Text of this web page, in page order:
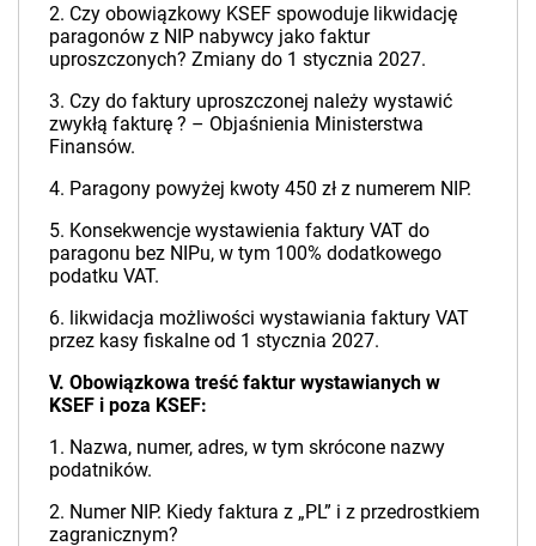
2. Czy obowiązkowy KSEF spowoduje likwidację
paragonów z NIP nabywcy jako faktur
uproszczonych? Zmiany do 1 stycznia 2027.
3. Czy do faktury uproszczonej należy wystawić
zwykłą fakturę ? – Objaśnienia Ministerstwa
Finansów.
4. Paragony powyżej kwoty 450 zł z numerem NIP.
5. Konsekwencje wystawienia faktury VAT do
paragonu bez NIPu, w tym 100% dodatkowego
podatku VAT.
6. likwidacja możliwości wystawiania faktury VAT
przez kasy fiskalne od 1 stycznia 2027.
V. Obowiązkowa treść faktur wystawianych w
KSEF i poza KSEF:
1. Nazwa, numer, adres, w tym skrócone nazwy
podatników.
2. Numer NIP. Kiedy faktura z „PL” i z przedrostkiem
zagranicznym?